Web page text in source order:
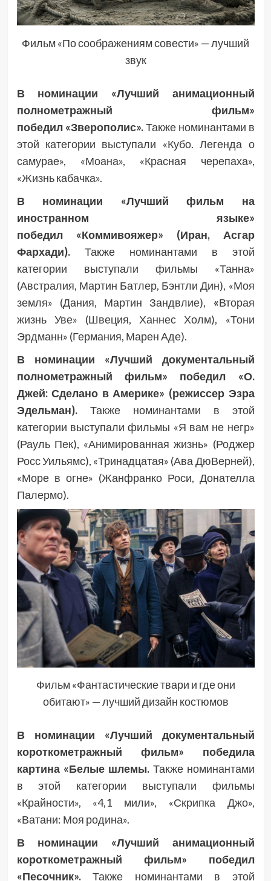
Фильм «По соображениям совести» — лучший
звук
В номинации «Лучший анимационный
полнометражный фильм»
победил «Зверополис».Также номинантами в
этой категории выступали «Кубо. Легенда о
самурае», «Моана», «Красная черепаха»,
«Жизнь кабачка».
В номинации «Лучший фильм на
иностранном языке»
победил «Коммивояжер» (Иран, Асгар
Фархади). Также номинантами в этой
категории выступали фильмы «Танна»
(Австралия, Мартин Батлер, Бэнтли Дин), «Моя
земля» (Дания, Мартин Зандвлие), «Вторая
жизнь Уве» (Швеция, Ханнес Холм), «Тони
Эрдманн» (Германия, Марен Аде).
В номинации «Лучший документальный
полнометражный фильм» победил «О.
Джей: Сделано в Америке» (режиссер Эзра
Эдельман). Также номинантами в этой
категории выступали фильмы «Я вам не негр»
(Рауль Пек), «Анимированная жизнь» (Роджер
Росс Уильямс), «Тринадцатая» (Ава ДюВерней),
«Море в огне» (Жанфранко Роси, Донателла
Палермо).
Фильм «Фантастические твари и где они
обитают» — лучший дизайн костюмов
В номинации «Лучший документальный
короткометражный фильм» победила
картина «Белые шлемы. Также номинантами
в этой категории выступали фильмы
«Крайности», «4,1 мили», «Скрипка Джо»,
«Ватани: Моя родина».
В номинации «Лучший анимационный
короткометражный фильм» победил
«Песочник». Также номинантами в этой